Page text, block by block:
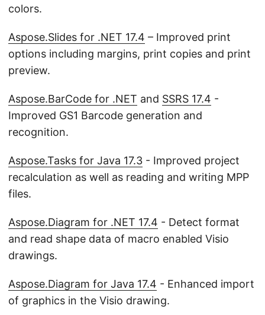
colors.
Aspose.Slides for .NET 17.4 – Improved print
options including margins, print copies and print
preview.
Aspose.BarCode for .NET and SSRS 17.4 -
Improved GS1 Barcode generation and
recognition.
Aspose.Tasks for Java 17.3 - Improved project
recalculation as well as reading and writing MPP
files.
Aspose.Diagram for .NET 17.4 - Detect format
and read shape data of macro enabled Visio
drawings.
Aspose.Diagram for Java 17.4 - Enhanced import
of graphics in the Visio drawing.